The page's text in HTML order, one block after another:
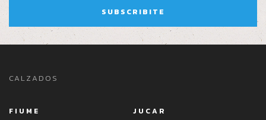
CALZADOS
FIUME
JUCAR